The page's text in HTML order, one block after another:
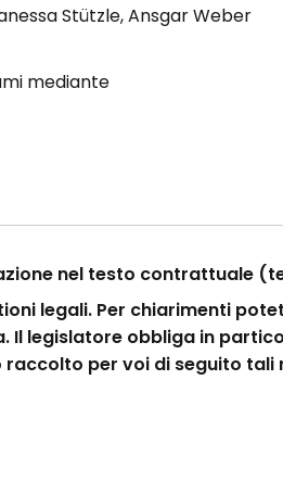
Stützle, Ansgar Weber
mediante
nel testo contrattuale
legali. Per chiarimenti
legislatore obbliga in
per voi di seguito